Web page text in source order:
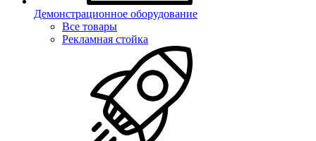
Демонстрационное оборудование
Все товары
Рекламная стойка